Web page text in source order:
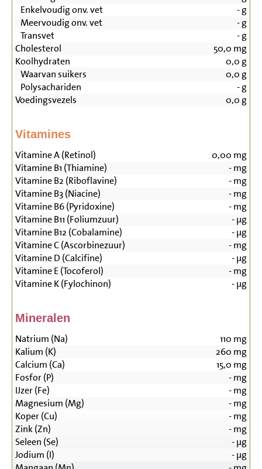
Enkelvoudig onv. vet
-g
Meervoudig onv. vet
-g
Transvet
-g
Cholesterol
50,0 mg
Koolhydraten
0,0 g
Waarvan suikers
0,0 g
Polysachariden
-g
Voedingsvezels
0,0 g
Vitamines
Vitamine A (Retinol) 0,00 mg
Vitamine B1 (Thiamine)
-mg
Vitamine B2 (Riboflavine)
-mg
Vitamine B3 (Niacine)
-mg
Vitamine B6 (Pyridoxine)
-mg
Vitamine B11 (Foliumzuur)
-µg
Vitamine B12 (Cobalamine)
-µg
Vitamine C (Ascorbinezuur)
-mg
Vitamine D (Calcifine)
-µg
Vitamine E (Tocoferol)
-mg
Vitamine K (Fylochinon)
-µg
Mineralen
Natrium (Na) 110 mg
Kalium (K)
260 mg
Calcium (Ca)
15,0 mg
Fosfor (P)
-mg
IJzer (Fe)
-mg
Magnesium (Mg)
-mg
Koper (Cu)
-mg
Zink (Zn)
-mg
Seleen (Se)
-µg
Jodium (I)
-µg